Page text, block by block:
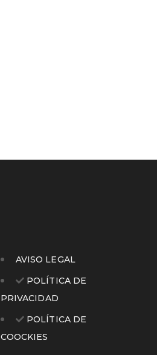
AVISO LEGAL
POLÍTICA DE
PRIVACIDAD
POLÍTICA DE
COOCKIES